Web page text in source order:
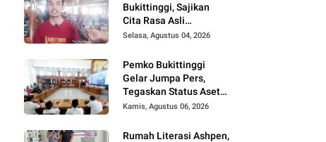
Bukittinggi, Sajikan
Cita Rasa Asli
Minangkabau dengan
Selasa, Agustus 04, 2026
Pemko Bukittinggi
Gelar Jumpa Pers,
Tegaskan Status Aset
Daerah dan Klarifikasi
UFDK
Kamis, Agustus 06, 2026
Rumah Literasi Ashpen,